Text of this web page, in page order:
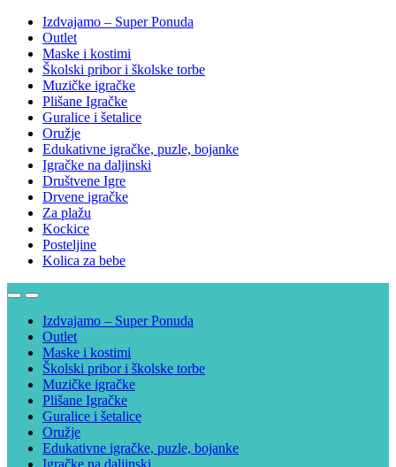
Izdvajamo – Super Ponuda
Outlet
Maske i kostimi
Školski pribor i školske torbe
Muzičke igračke
Plišane Igračke
Guralice i šetalice
Oružje
Edukativne igračke, puzle, bojanke
Igračke na daljinski
Društvene Igre
Drvene igračke
Za plažu
Kockice
Posteljine
Kolica za bebe
Izdvajamo – Super Ponuda
Outlet
Maske i kostimi
Školski pribor i školske torbe
Muzičke igračke
Plišane Igračke
Guralice i šetalice
Oružje
Edukativne igračke, puzle, bojanke
Igračke na daljinski